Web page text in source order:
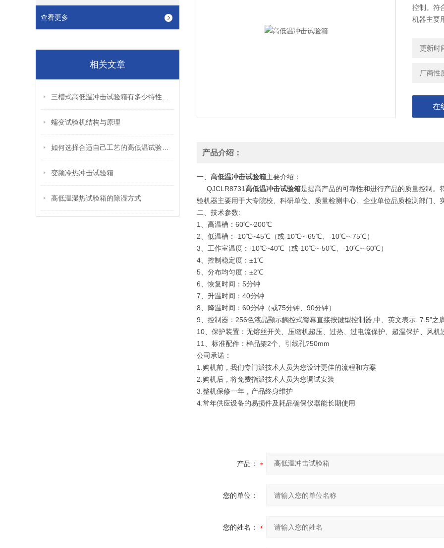
查看更多
相关文章
蠕变试验机结构与原理
变频冷热冲击试验箱
高低温湿热试验箱的除湿方式
控制。符
机器主要
更新时
厂商性
在
产品介绍：
一、 高低温冲击试验箱主要介绍：
QJCLR8731高低温冲击试验箱是提高产品的可靠性和进行产品的质量控制
验机器主要用于大专院校、科研单位、质量检测中心、企业单位品质检测部门、
二、技术参数:
1、高温槽：60℃~200℃
2、低温槽：-10℃~45℃（或-10℃~-65℃、-10℃~-75℃）
3、工作室温度：-10℃~40℃（或-10℃~-50℃、-10℃~-60℃）
4、控制稳定度：±1℃
5、分布均匀度：±2℃
6、恢复时间：5分钟
7、升温时间：40分钟
8、降温时间：60分钟（或75分钟、90分钟）
9、控制器：256色液晶顯示觸控式瑩幕直接按鍵型控制器,中、英文表示. 7.5"之
10、保护装置：无熔丝开关、压缩机超压、过热、过电流保护、超温保护、风机
11、标准配件：样品架2个、引线孔?50mm
公司承诺：
1.购机前，我们专门派技术人员为您设计更佳的流程和方案
2.购机后，将免费指派技术人员为您调试安装
3.整机保修一年，产品终身维护
4.常年供应设备的易损件及耗品确保仪器能长期使用
产品：
您的单位：
您的姓名：